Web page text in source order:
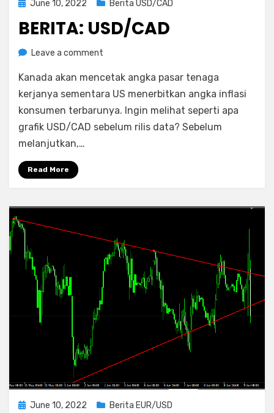
Posted
June 10, 2022 Berita USD/CAD
BERITA: USD/CAD
byRediyus Putra
Leave a comment
USD/CAD
Kanada akan mencetak angka pasar tenaga
kerjanya sementara US menerbitkan angka inflasi
konsumen terbarunya. Ingin melihat seperti apa
grafik USD/CAD sebelum rilis data? Sebelum
melanjutkan,…
Read More
Posted
June 10, 2022 Berita EUR/USD